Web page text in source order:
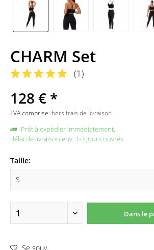
CHARM Set
(1)
128 € *
TVA comprise. hors frais de livraison
Prêt à expédier immédiatement,
délai de livraison env. 1-3 jours ouvrés
Taille:
Dans le
Se souv.